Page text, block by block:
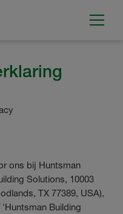
ons bij Huntsman
Solutions, 10003
TX 77389, USA),
Building